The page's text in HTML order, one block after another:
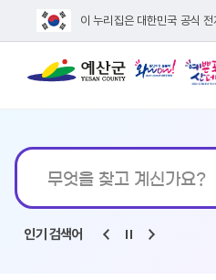
이 누리집은 대한민국 공식
찾
인기 검색어